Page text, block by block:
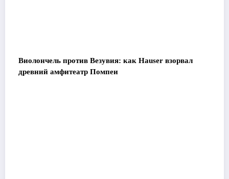
Виолончель против Везувия: как Hauser взорвал
древний амфитеатр Помпеи